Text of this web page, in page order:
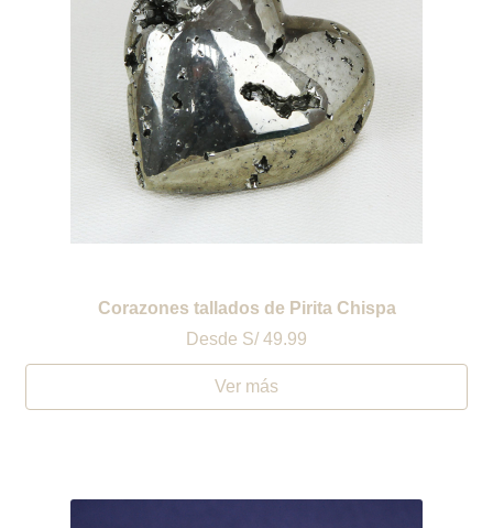
Corazones tallados de Pirita Chispa
Desde S/ 49.99
Ver más